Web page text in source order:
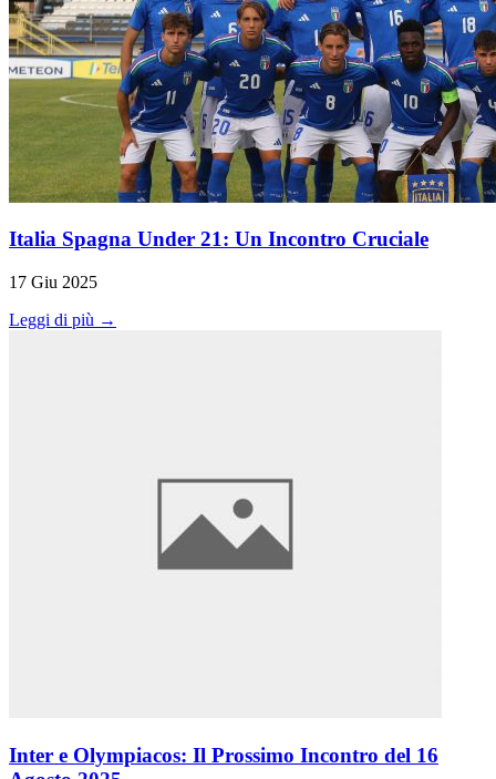
Italia Spagna Under 21: Un Incontro Cruciale
17 Giu 2025
Leggi di più →
Inter e Olympiacos: Il Prossimo Incontro del 16